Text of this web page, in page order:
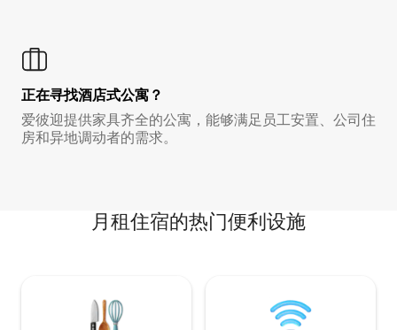
正在寻找酒店式公寓？
爱彼迎提供家具齐全的公寓，能够满足员工安置、公司住
房和异地调动者的需求。
月租住宿的热门便利设施